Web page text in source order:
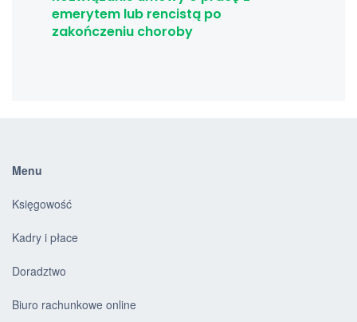
emerytem lub rencistą po
zakończeniu choroby
Menu
Księgowość
Kadry i płace
Doradztwo
Biuro rachunkowe online